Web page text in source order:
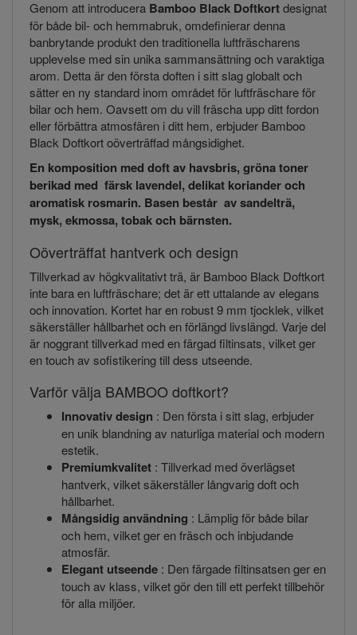
Genom att introducera Bamboo Black Doftkortdesignat
för både bil- och hemmabruk, omdefinierar denna
banbrytande produkt den traditionella luftfräscharens
upplevelse med sin unika sammansättning och varaktiga
arom. Detta är den första doften i sitt slag globalt och
sätter en ny standard inom området för luftfräschare för
bilar och hem. Oavsett om du vill fräscha upp ditt fordon
eller förbättra atmosfären i ditt hem, erbjuder Bamboo
Black Doftkort oöverträffad mångsidighet.
En komposition med doft av havsbris, gröna toner
berikad med färsk lavendel, delikat koriander och
aromatisk rosmarin. Basen består av sandelträ,
mysk, ekmossa, tobak och bärnsten.
Oöverträffat hantverk och design
Tillverkad av högkvalitativt trä, är Bamboo Black Doftkort
inte bara en luftfräschare; det är ett uttalande av elegans
och innovation. Kortet har en robust 9 mm tjocklek, vilket
säkerställer hållbarhet och en förlängd livslängd. Varje del
är noggrant tillverkad med en färgad filtinsats, vilket ger
en touch av sofistikering till dess utseende.
Varför välja BAMBOO doftkort?
Innovativ design : Den första i sitt slag, erbjuder
en unik blandning av naturliga material och modern
estetik.
Premiumkvalitet : Tillverkad med överlägset
hantverk, vilket säkerställer långvarig doft och
hållbarhet.
Mångsidig användning : Lämplig för både bilar
och hem, vilket ger en fräsch och inbjudande
atmosfär.
Elegant utseende : Den färgade filtinsatsen ger en
touch av klass, vilket gör den till ett perfekt tillbehör
för alla miljöer.